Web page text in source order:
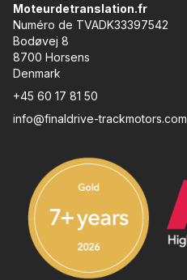
Moteurdetranslation.fr
Numéro de TVADK33397542
Bodøvej 8
8700 Horsens
Denmark
+45 60 17 81 50
info@finaldrive-trackmotors.com